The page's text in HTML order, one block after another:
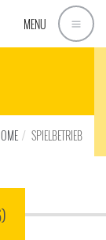
MENU
SPIELBETRIEB